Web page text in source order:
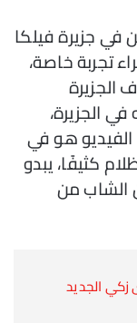
في جزيرة فيلكا
تجربة خاصة،
الجزيرة
الجزيرة،
هو في
كثيفًا، يبدو
الشاب من
منى زكي الجديد